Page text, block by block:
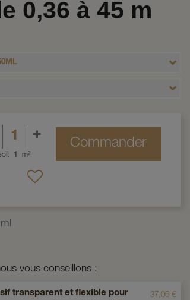
0,36 à 45 m
1 m²
Commander
vous conseillons :
transparent et flexible pour
37,06€